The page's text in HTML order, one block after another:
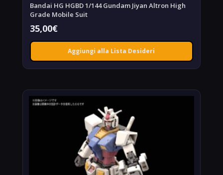
Bandai HG HGBD 1/144 Gundam Jiyan Altron High
Grade Mobile Suit
35,00€
Aggiungi alla Lista Desideri